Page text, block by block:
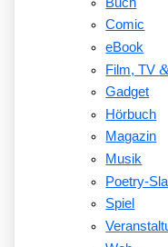
Comic
eBook
Film, TV
Gadget
Hörbuch
Magazin
Musik
Poetry-
Spiel